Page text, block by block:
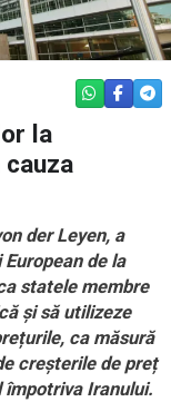
WHATSAPP
la
der Leyen, a
de la
statele membre
și să utilizeze
ca măsură
creșterile de preț
împotriva Iranului.